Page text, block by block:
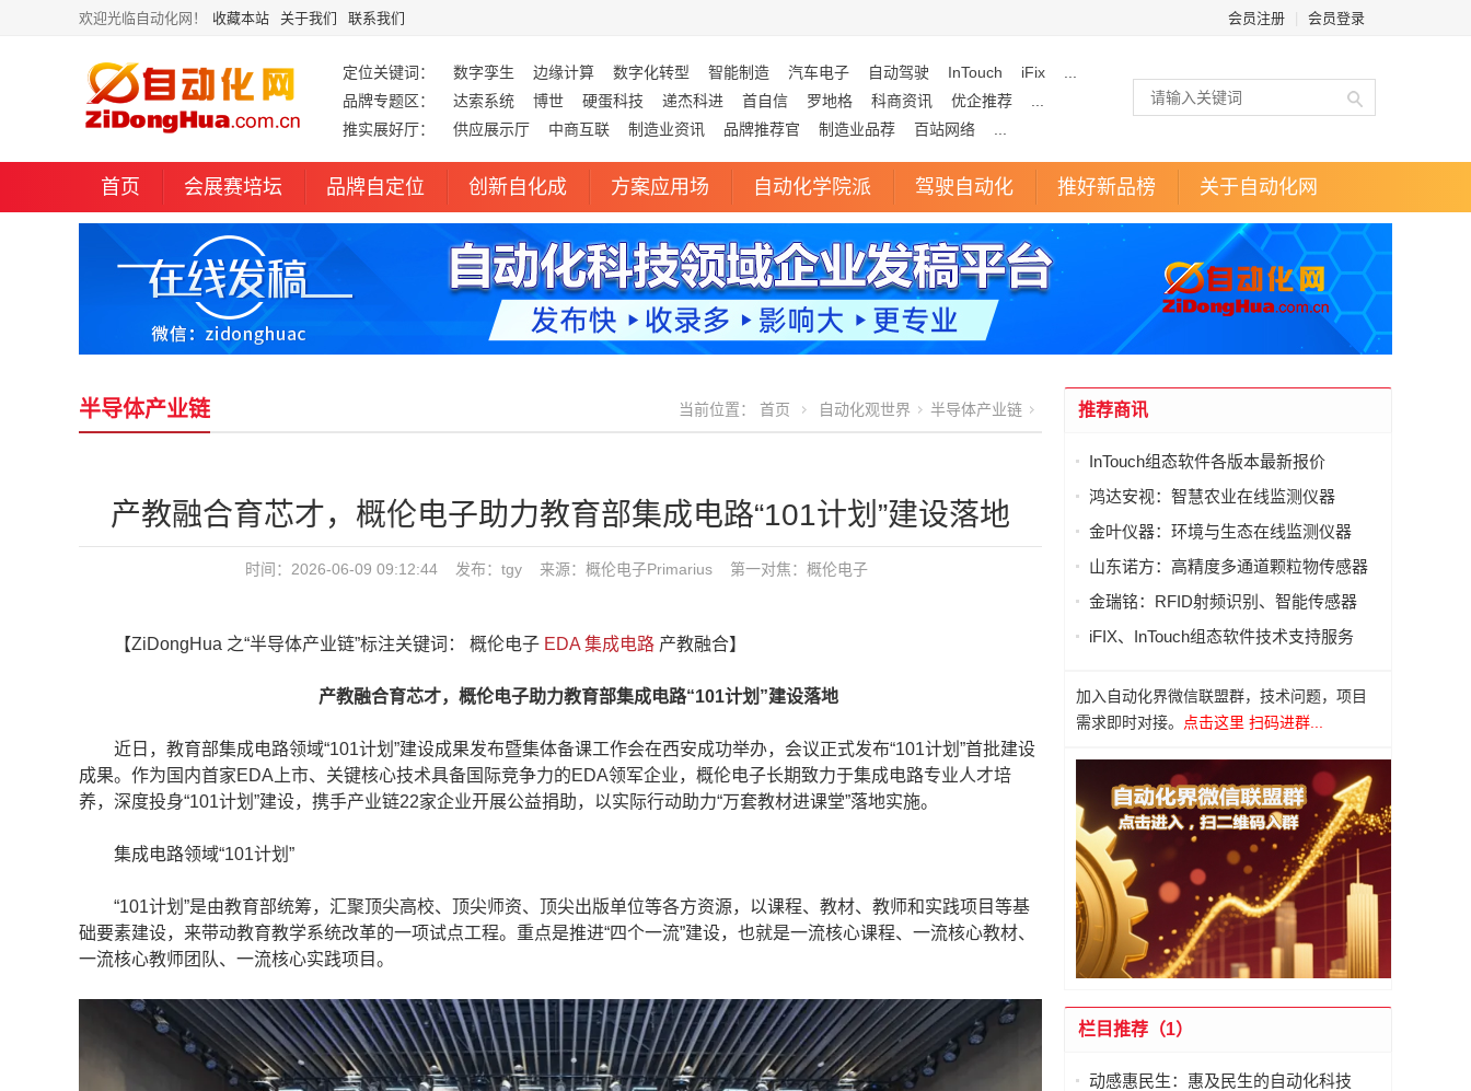
欢迎光临自动化网！ 收藏本站 关于我们 联系我们 会员注册 会员登录
定位关键词： 数字孪生 边缘计算 数字化转型 智能制造 汽车电子 自动驾驶 InTouch iFix
品牌专题区：
达索系统 博世 硬蛋科技 递杰科进 首自信 罗地格 科商资讯 优企推荐
推实展好厅：
供应展示厅 中商互联 制造业资讯 品牌推荐官 制造业品荐 百站网络
首页 会展赛培坛 品牌自定位 创新自化成 方案应用场 自动化学院派 驾驶自动化 推好新品榜 关于自动化网
半导体产业链 当前位置： 首页 自动化观世界 半导体产业链
产教融合育芯才，概伦电子助力教育部集成电路“101计划”建设落地
时间：2026-06-09 09:12:44 发布：tgy 来源：概伦电子Primarius 第一对焦： 概伦电子
【ZiDongHua 之“半导体产业链”标注关键词： 概伦电子 EDA 集成电路 产教融合】
产教融合育芯才，概伦电子助力教育部集成电路“101计划”建设落地
近日，教育部集成电路领域“101计划”建设成果发布暨集体备课工作会在西安成功举办，会议正式发布“101计划”首批建设
成果。作为国内首家EDA上市、关键核心技术具备国际竞争力的EDA领军企业，概伦电子长期致力于集成电路专业人才培
养，深度投身“101计划”建设，携手产业链22家企业开展公益捐助，以实际行动助力“万套教材进课堂”落地实施。
集成电路领域“101计划”
“101计划”是由教育部统筹，汇聚顶尖高校、顶尖师资、顶尖出版单位等各方资源，以课程、教材、教师和实践项目等基
础要素建设，来带动教育教学系统改革的一项试点工程。重点是推进“四个一流”建设，也就是一流核心课程、一流核心教材、
一流核心教师团队、一流核心实践项目。
推荐商讯
InTouch组态软件各版本最新报价
鸿达安视：智慧农业在线监测仪器
金叶仪器：环境与生态在线监测仪器
山东诺方：高精度多通道颗粒物传感器
金瑞铭：RFID射频识别、智能传感器
iFIX、InTouch组态软件技术支持服务
加入自动化界微信联盟群，技术问题，项目
需求即时对接。
点击这里 扫码进群...
栏目推荐（1）
动感惠民生：惠及民生的自动化科技